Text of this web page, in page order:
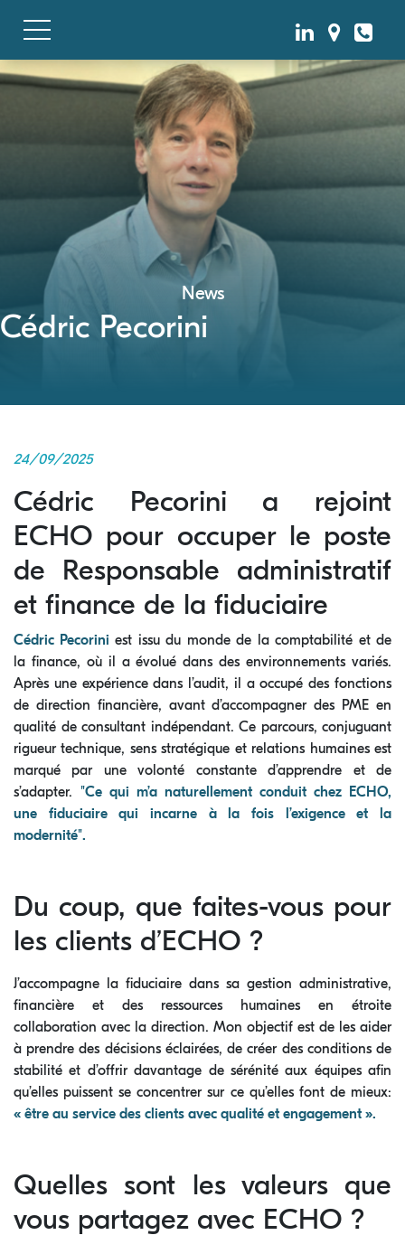
News
Cédric Pecorini
24/09/2025
Cédric Pecorini a rejoint
ECHO pour occuper le poste
de Responsable administratif
et finance de la fiduciaire
Cédric Pecorini est issu du monde de la comptabilité et de
la finance, où il a évolué dans des environnements variés.
Après une expérience dans l’audit, il a occupé des fonctions
de direction financière, avant d’accompagner des PME en
qualité de consultant indépendant. Ce parcours, conjuguant
rigueur technique, sens stratégique et relations humaines est
marqué par une volonté constante d’apprendre et de
s’adapter. "Ce qui m’a naturellement conduit chez ECHO,
une fiduciaire qui incarne à la fois l’exigence et la
modernité".
Du coup, que faites-vous pour
les clients d’ECHO ?
J’accompagne la fiduciaire dans sa gestion administrative,
financière et des ressources humaines en étroite
collaboration avec la direction. Mon objectif est de les aider
à prendre des décisions éclairées, de créer des conditions de
stabilité et d’offrir davantage de sérénité aux équipes afin
qu’elles puissent se concentrer sur ce qu’elles font de mieux:
« être au service des clients avec qualité et engagement ».
Quelles sont les valeurs que
vous partagez avec ECHO ?